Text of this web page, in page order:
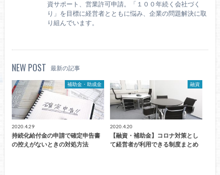
資サポート、営業許可申請。「１００年続く会社づく
り」を目標に経営者とともに悩み、企業の問題解決に取
り組んでいます。
NEW POST 最新の記事
補助金・助成金
2020.4.29
持続化給付金の申請で確定申告書
の控えがないときの対処方法
融資
2020.4.20
【融資・補助金】コロナ対策とし
て経営者が利用できる制度まとめ